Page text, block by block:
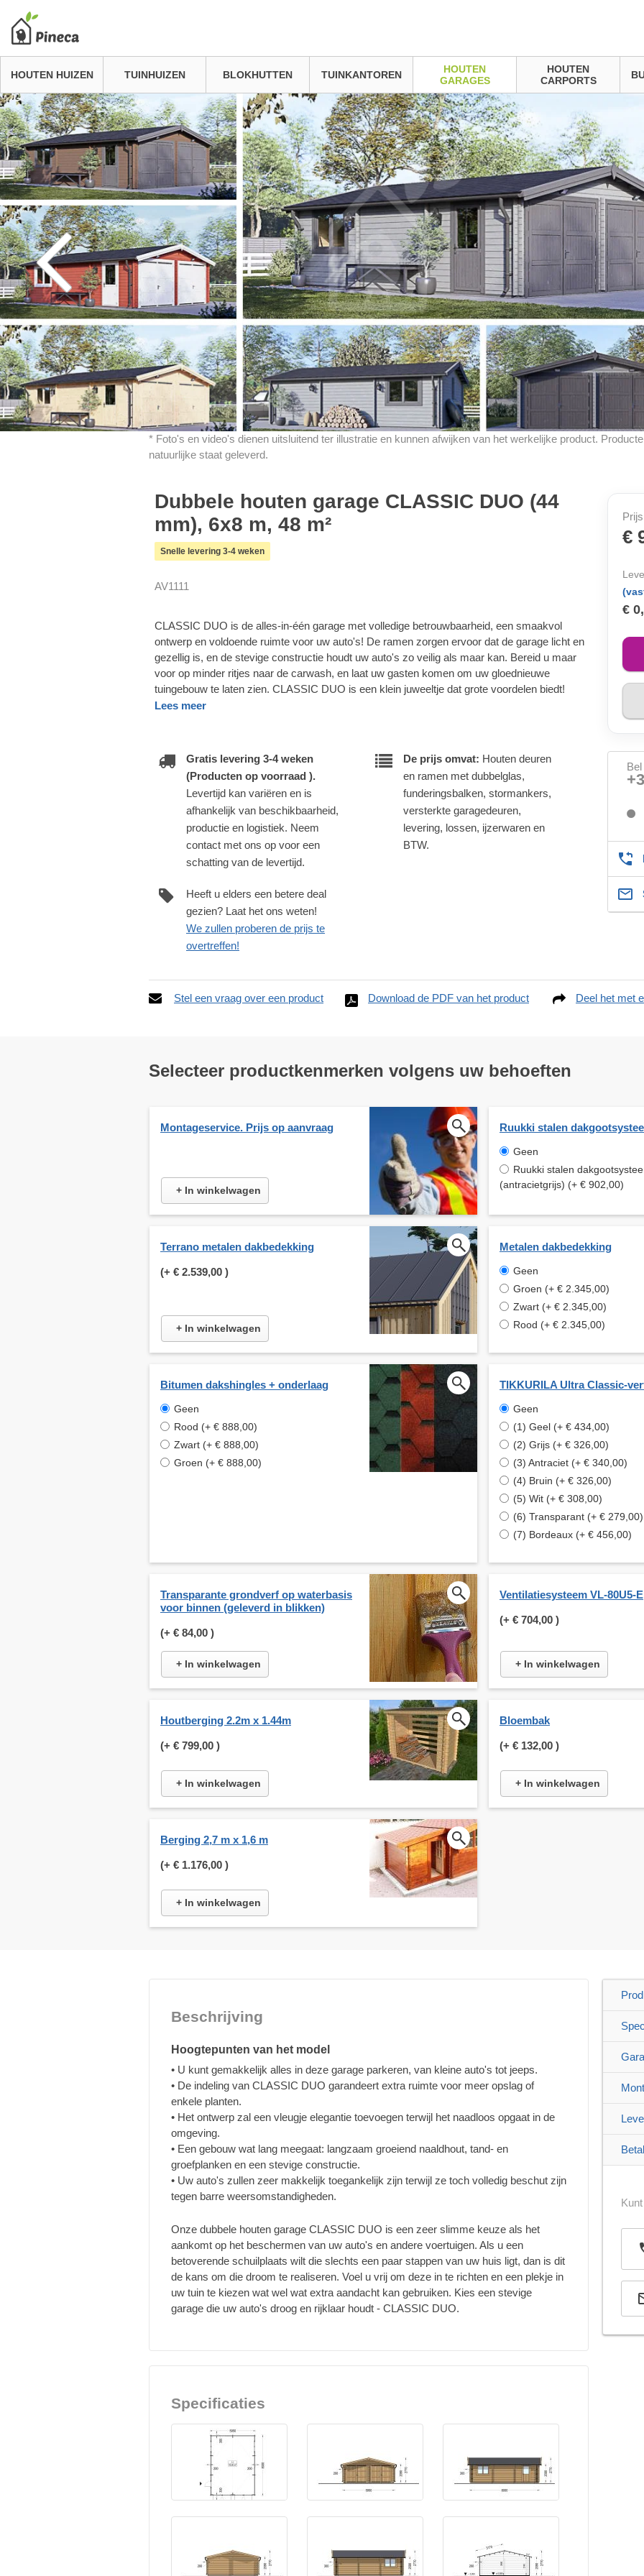
HOUTEN HUIZEN TUINHUIZEN BLOKHUTTEN TUINKANTOREN
HOUTEN
GARAGES
HOUTEN
CARPORTS
* Foto's en video's dienen uitsluitend ter illustratie en kunnen afwijken van het werkelijke product.
natuurlijke staat geleverd.
Dubbele houten garage CLASSIC DUO (44
mm), 6x8 m, 48 m²
Snelle levering 3-4 weken
AV1111
CLASSIC DUO is de alles-in-één garage met volledige betrouwbaarheid, een smaakvol
ontwerp en voldoende ruimte voor uw auto's! De ramen zorgen ervoor dat de garage licht en
gezellig is, en de stevige constructie houdt uw auto's zo veilig als maar kan. Bereid u maar
voor op minder ritjes naar de carwash, en laat uw gasten komen om uw gloednieuwe
tuingebouw te laten zien. CLASSIC DUO is een klein juweeltje dat grote voordelen biedt!
Lees meer
Gratis levering 3-4 weken
(Producten op voorraad ).
Levertijd kan variëren en is
afhankelijk van beschikbaarheid,
productie en logistiek. Neem
contact met ons op voor een
schatting van de levertijd.
De prijs omvat: Houten deuren
en ramen met dubbelglas,
funderingsbalken, stormankers,
versterkte garagedeuren,
levering, lossen, ijzerwaren en
BTW.
Heeft u elders een betere deal
gezien? Laat het ons weten!
We zullen proberen de prijs te
overtreffen!
€
€
Stel een vraag over een product Download de PDF van het product Deel het met
Selecteer productkenmerken volgens uw behoeften
Montageservice. Prijs op aanvraag
+ In winkelwagen
Ruukki stalen
Geen
Ruukki stalen
(antracietgrijs) (+ € 902,00)
Terrano metalen dakbedekking
(+ € 2.539,00 )
+ In winkelwagen
Metalen dakbedekking
Geen
Groen (+ € 2.345,00)
Zwart (+ € 2.345,00)
Rood (+ € 2.345,00)
Bitumen dakshingles + onderlaag
Geen
Rood (+ € 888,00)
Zwart (+ € 888,00)
Groen (+ € 888,00)
TIKKURILA Ultra Classic-
Geen
(1) Geel (+ € 434,00)
(2) Grijs (+ € 326,00)
(3) Antraciet (+ € 340,00)
(4) Bruin (+ € 326,00)
(5) Wit (+ € 308,00)
(6) Transparant (+ € 279,00)
(7) Bordeaux (+ € 456,00)
Transparante grondverf op waterbasis
voor binnen (geleverd in blikken)
(+ € 84,00 )
+ In winkelwagen
Ventilatiesysteem VL-80U5-E
(+ € 704,00 )
+ In winkelwagen
Houtberging 2.2m x 1.44m
(+ € 799,00 )
+ In winkelwagen
Bloembak
(+ € 132,00 )
+ In winkelwagen
Berging 2,7 m x 1,6 m
(+ € 1.176,00 )
+ In winkelwagen
Beschrijving
Hoogtepunten van het model
• U kunt gemakkelijk alles in deze garage parkeren, van kleine auto's tot jeeps.
• De indeling van CLASSIC DUO garandeert extra ruimte voor meer opslag of
enkele planten.
• Het ontwerp zal een vleugje elegantie toevoegen terwijl het naadloos opgaat in de
omgeving.
• Een gebouw wat lang meegaat: langzaam groeiend naaldhout, tand- en
groefplanken en een stevige constructie.
• Uw auto's zullen zeer makkelijk toegankelijk zijn terwijl ze toch volledig beschut zijn
tegen barre weersomstandigheden.
Onze dubbele houten garage CLASSIC DUO is een zeer slimme keuze als het
aankomt op het beschermen van uw auto's en andere voertuigen. Als u een
betoverende schuilplaats wilt die slechts een paar stappen van uw huis ligt, dan is dit
de kans om die droom te realiseren. Voel u vrij om deze in te richten en een plekje in
uw tuin te kiezen wat wel wat extra aandacht kan gebruiken. Kies een stevige
garage die uw auto's droog en rijklaar houdt - CLASSIC DUO.
Specificaties